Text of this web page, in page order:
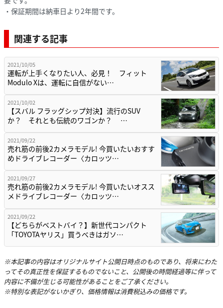
・保証期間は納車日より2年間です。
関連する記事
2021/10/05
運転が上手くなりたい人、必見！ フィット
Modulo Xは、運転に自信がない…
2021/10/02
【スバル フラッグシップ対決】流行のSUV
か？ それとも伝統のワゴンか？ …
2021/09/22
売れ筋の前後2カメラモデル! 今買いたいおすす
めドライブレコーダー〈カロッツ…
2021/09/27
売れ筋の前後2カメラモデル! 今買いたいオスス
メドライブレコーダー〈カロッツ…
2021/09/22
【どちらがベストバイ？】新世代コンパクト
「TOYOTAヤリス」買うべきはガソ…
※本記事の内容はオリジナルサイト公開日時点のものであり、将来にわた
ってその真正性を保証するものでないこと、公開後の時間経過等に伴って
内容に不備が生じる可能性があることをご了承ください。
※特別な表記がないかぎり、価格情報は消費税込みの価格です。